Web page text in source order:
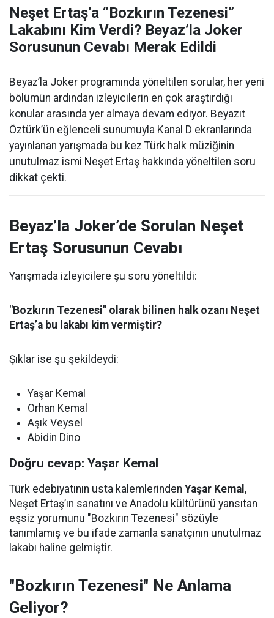
Neşet Ertaş’a “Bozkırın Tezenesi”
Lakabını Kim Verdi? Beyaz’la Joker
Sorusunun Cevabı Merak Edildi
Beyaz’la Joker programında yöneltilen sorular, her yeni
bölümün ardından izleyicilerin en çok araştırdığı
konular arasında yer almaya devam ediyor. Beyazıt
Öztürk’ün eğlenceli sunumuyla Kanal D ekranlarında
yayınlanan yarışmada bu kez Türk halk müziğinin
unutulmaz ismi Neşet Ertaş hakkında yöneltilen soru
dikkat çekti.
Beyaz’la Joker’de Sorulan Neşet
Ertaş Sorusunun Cevabı
Yarışmada izleyicilere şu soru yöneltildi:
"Bozkırın Tezenesi" olarak bilinen halk ozanı Neşet
Ertaş’a bu lakabı kim vermiştir?
Şıklar ise şu şekildeydi:
Yaşar Kemal
Orhan Kemal
Aşık Veysel
Abidin Dino
Doğru cevap: Yaşar Kemal
Türk edebiyatının usta kalemlerinden Yaşar Kemal ,
Neşet Ertaş’ın sanatını ve Anadolu kültürünü yansıtan
eşsiz yorumunu "Bozkırın Tezenesi" sözüyle
tanımlamış ve bu ifade zamanla sanatçının unutulmaz
lakabı haline gelmiştir.
"Bozkırın Tezenesi" Ne Anlama
Geliyor?